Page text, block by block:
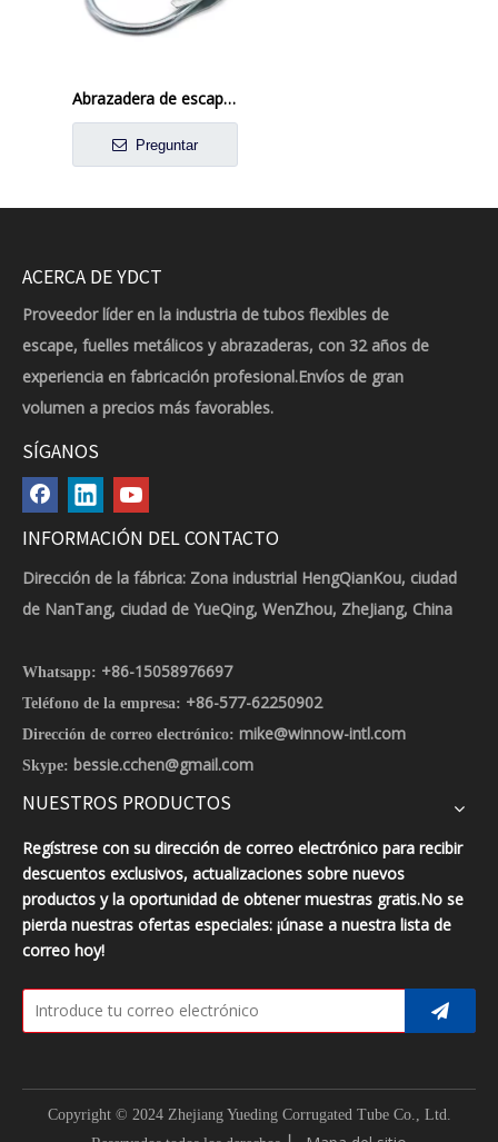
Abrazadera de escape de acero inoxidable
Preguntar
ACERCA DE YDCT
Proveedor líder en la industria de tubos flexibles de
escape, fuelles metálicos y abrazaderas, con 32 años de
experiencia en fabricación profesional.Envíos de gran
volumen a precios más favorables.
SÍGANOS
INFORMACIÓN DEL CONTACTO
Dirección de la fábrica: Zona industrial HengQianKou, ciudad
de NanTang, ciudad de YueQing, WenZhou, ZheJiang, China
Whatsapp: +86-15058976697
Teléfono de la empresa: +86-577-62250902
Dirección de correo electrónico: mike@winnow-intl.com
Skype: bessie.cchen@gmail.com
NUESTROS PRODUCTOS
Regístrese con su dirección de correo electrónico para recibir
descuentos exclusivos, actualizaciones sobre nuevos
productos y la oportunidad de obtener muestras gratis.No se
pierda nuestras ofertas especiales: ¡únase a nuestra lista de
correo hoy!
Copyright © 2024 Zhejiang Yueding Corrugated Tube Co., Ltd.